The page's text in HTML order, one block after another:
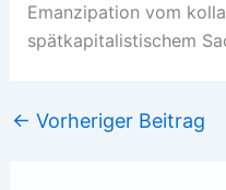
Emanzipation vom
spätkapitalistischem
← Vorheriger Beitrag